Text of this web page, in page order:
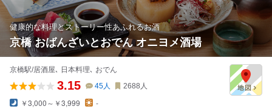
健康的な料理とストーリー性あふれるお酒
京橋 おばんざいとおでん オニヨメ酒場
京橋駅/居酒屋､ 日本料理､ おでん
3.15 45人 2688 人
￥3,000～￥3,999
-